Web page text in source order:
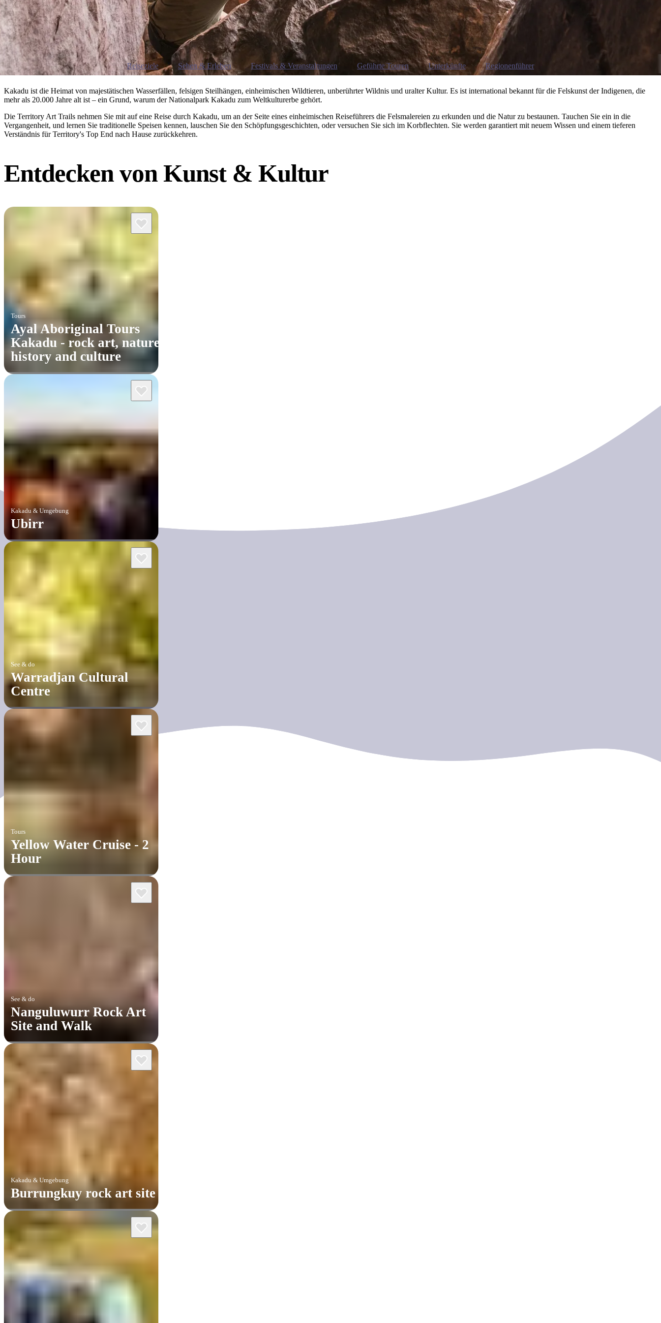
Reiseziele Sehen & Erleben Festivals & Veranstaltungen Geführte Touren Unterkünfte Regionenführer
Kakadu ist die Heimat von majestätischen Wasserfällen, felsigen Steilhängen, einheimischen Wildtieren, unberührter Wildnis und uralter Kultur. Es ist international bekannt für die Felskunst der Indigenen, die
mehr als 20.000 Jahre alt ist – ein Grund, warum der Nationalpark Kakadu zum Weltkulturerbe gehört.
Die Territory Art Trails nehmen Sie mit auf eine Reise durch Kakadu, um an der Seite eines einheimischen Reiseführers die Felsmalereien zu erkunden und die Natur zu bestaunen. Tauchen Sie ein in die
Vergangenheit, und lernen Sie traditionelle Speisen kennen, lauschen Sie den Schöpfungsgeschichten, oder versuchen Sie sich im Korbflechten. Sie werden garantiert mit neuem Wissen und einem tieferen
Verständnis für Territory's Top End nach Hause zurückkehren.
Entdecken vonKunst & Kultur
Tours
Ayal Aboriginal Tours
Kakadu - rock art, nature,
history and culture
Kakadu & Umgebung
Ubirr
See & do
Warradjan Cultural
Centre
Tours
Yellow Water Cruise - 2
Hour
See & do
Nanguluwurr Rock Art
Site and Walk
Kakadu & Umgebung
Burrungkuy rock art site